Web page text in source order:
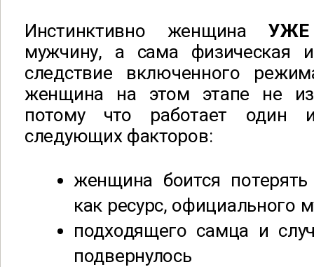
Инстинктивно женщина УЖЕ
мужчину, а сама физическая
следствие включенного
женщина на этом этапе не
потому что работает один
следующих факторов:
женщина боится
как ресурс, официального
подходящего самца и
подвернулось